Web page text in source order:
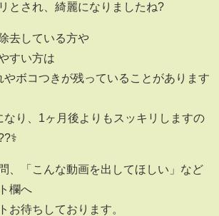
とされ、綺麗になりましたね?
去している方や
すい方は
やボコつきが残っていることがあります
なり、1ヶ月後よりもスッキリしますの
、「こんな動画を出してほしい」など
欄へ
お待ちしております。